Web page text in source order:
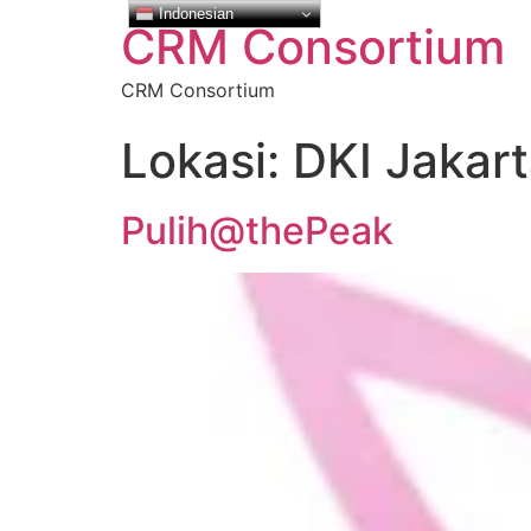
CRM Consortium
CRM Consortium
Lokasi: DKI
Pulih@thePeak
Indonesian